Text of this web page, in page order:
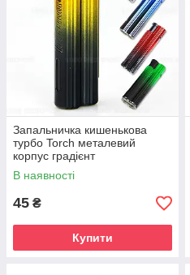
Запальничка кишенькова
турбо Torch металевий
корпус градієнт
В наявності
45 ₴
Купити